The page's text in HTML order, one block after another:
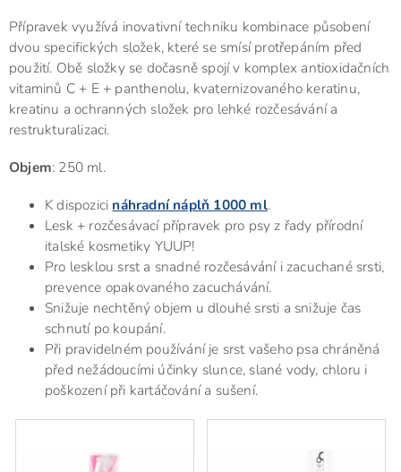
Přípravek využívá inovativní techniku kombinace působení
dvou specifických složek, které se smísí protřepáním před
použití. Obě složky se dočasně spojí v komplex antioxidačních
vitaminů C + E + panthenolu, kvaternizovaného keratinu,
kreatinu a ochranných složek pro lehké rozčesávání a
restrukturalizaci.
Objem: 250 ml.
K dispozici náhradní náplň 1000 ml.
Lesk + rozčesávací přípravek pro psy z řady přírodní
italské kosmetiky YUUP!
Pro lesklou srst a snadné rozčesávání i zacuchané srsti,
prevence opakovaného zacuchávání.
Snižuje nechtěný objem u dlouhé srsti a snižuje čas
schnutí po koupání.
Při pravidelném používání je srst vašeho psa chráněná
před nežádoucími účinky slunce, slané vody, chloru i
poškození při kartáčování a sušení.